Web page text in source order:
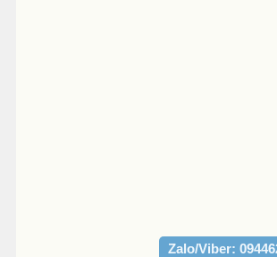
Zalo/Viber: